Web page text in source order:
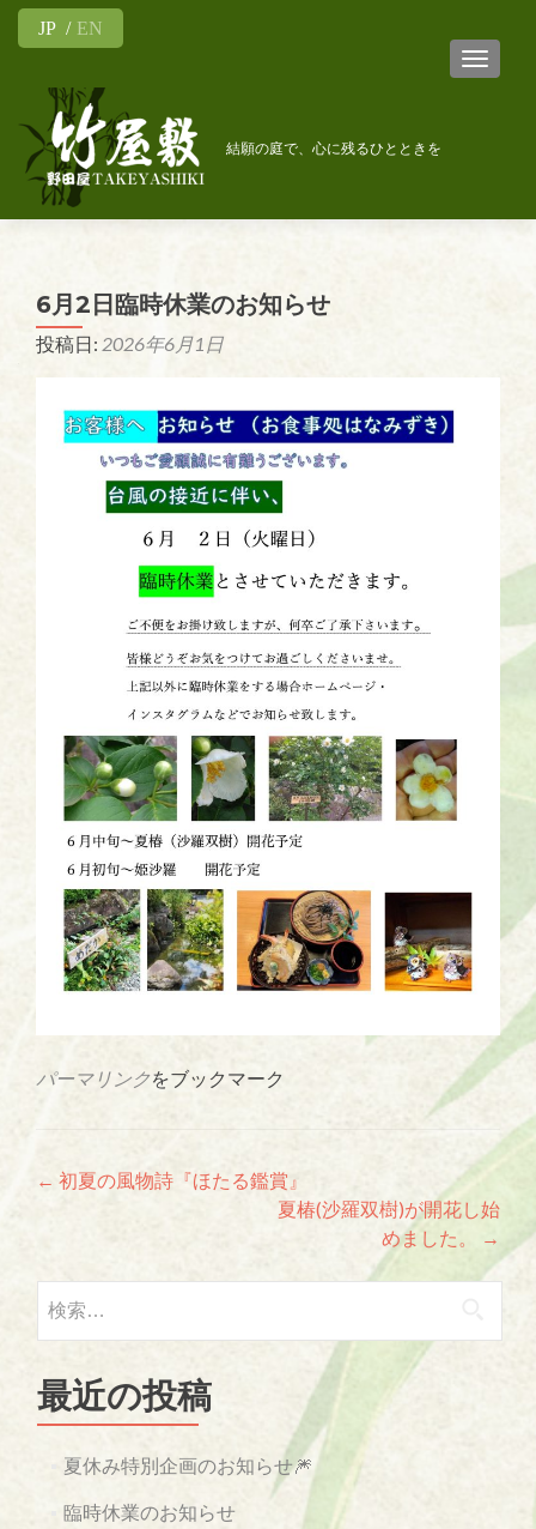
JP EN
ナビゲ
結願の庭で、心に残るひとときを
6月2日臨時休業のお知らせ
投稿日: 2026年6月1日
パーマリンクをブックマーク
投稿ナビゲーション
← 初夏の風物詩『ほたる鑑賞』
夏椿(沙羅双樹)が開花し始
めました。
→
最近の投稿
夏休み特別企画のお知らせ🎆
臨時休業のお知らせ